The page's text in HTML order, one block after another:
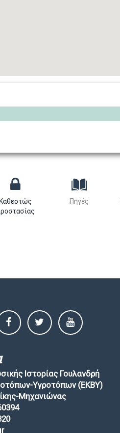
Καθεστώς
Πηγές
Ιστορίας Γουλανδρή
Υγροτόπων (EKBY)
Μηχανιώνας